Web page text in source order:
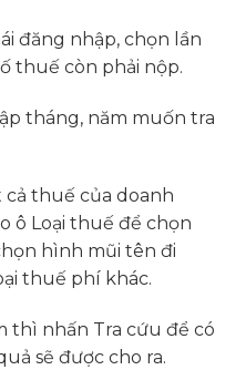
đăng nhập, chọn lần
thuế còn phải nộp.
tháng, năm muốn tra
thuế của doanh
ô Loại thuế để chọn
hình mũi tên đi
thuế phí khác.
thì nhấn Tra cứu để có
sẽ được cho ra.